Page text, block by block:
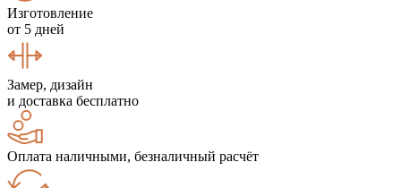
Изготовление
от 5 дней
Замер, дизайн
и доставка бесплатно
Оплата наличными, безналичный расчёт